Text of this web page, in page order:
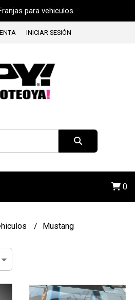
para vehiculos
INICIAR SESIÓN
0
Mustang